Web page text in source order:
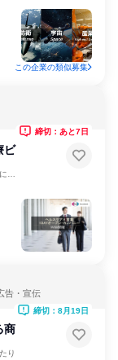
この企業の類似募集
ビ
締切：あと7日
告・宣伝
商
り
締切：8月19日